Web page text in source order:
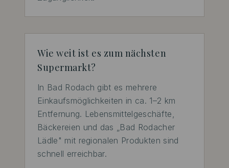
Wie weit ist es zum nächsten
Supermarkt?
In Bad Rodach gibt es mehrere
Einkaufsmöglichkeiten in ca. 1–2 km
Entfernung. Lebensmittelgeschäfte,
Bäckereien und das „Bad Rodacher
Lädle" mit regionalen Produkten sind
schnell erreichbar.